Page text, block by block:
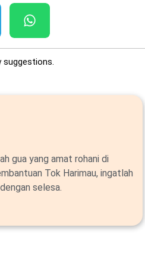
suggestions.
gua yang amat rohani di
Tok Harimau, ingatlah
selesa.